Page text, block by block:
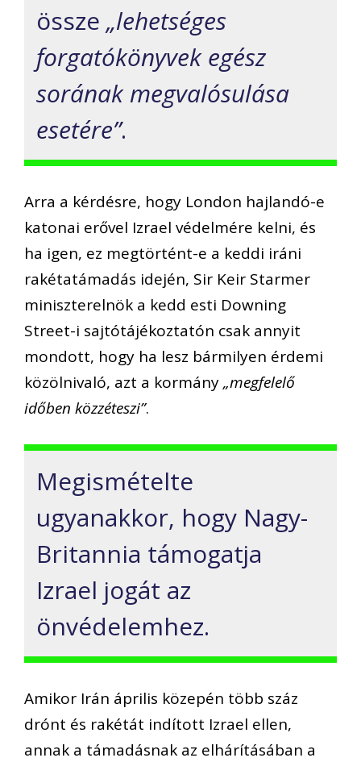
össze „lehetséges
forgatókönyvek egész
sorának megvalósulása
esetére”.
Arra a kérdésre, hogy London hajlandó-e
katonai erővel Izrael védelmére kelni, és
ha igen, ez megtörtént-e a keddi iráni
rakétatámadás idején, Sir Keir Starmer
miniszterelnök a kedd esti Downing
Street-i sajtótájékoztatón csak annyit
mondott, hogy ha lesz bármilyen érdemi
közölnivaló, azt a kormány„megfelelő
időben közzéteszi”.
Megismételte
ugyanakkor, hogy Nagy-
Britannia támogatja
Izrael jogát az
önvédelemhez.
Amikor Irán április közepén több száz
drónt és rakétát indított Izrael ellen,
annak a támadásnak az elhárításában a